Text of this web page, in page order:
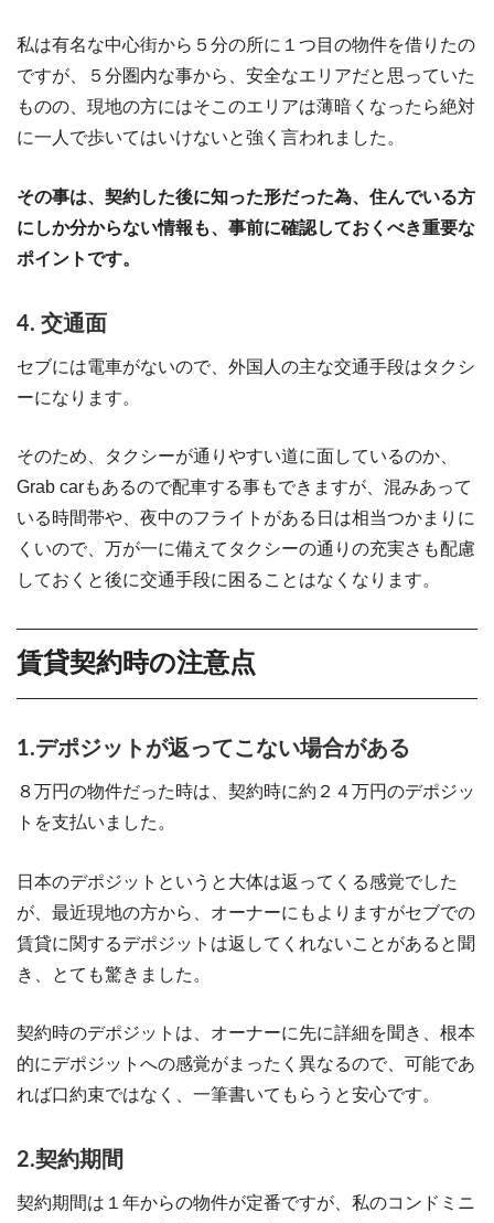
私は有名な中心街から５分の所に１つ目の物件を借りたの
ですが、５分圏内な事から、安全なエリアだと思っていた
ものの、現地の方にはそこのエリアは薄暗くなったら絶対
に一人で歩いてはいけないと強く言われました。
その事は、契約した後に知った形だった為、住んでいる方
にしか分からない情報も、事前に確認しておくべき重要な
ポイントです。
4. 交通面
セブには電車がないので、外国人の主な交通手段はタクシ
ーになります。
そのため、タクシーが通りやすい道に面しているのか、
Grab carもあるので配車する事もできますが、混みあって
いる時間帯や、夜中のフライトがある日は相当つかまりに
くいので、万が一に備えてタクシーの通りの充実さも配慮
しておくと後に交通手段に困ることはなくなります。
賃貸契約時の注意点
1.デポジットが返ってこない場合がある
８万円の物件だった時は、契約時に約２４万円のデポジッ
トを支払いました。
日本のデポジットというと大体は返ってくる感覚でした
が、最近現地の方から、オーナーにもよりますがセブでの
賃貸に関するデポジットは返してくれないことがあると聞
き、とても驚きました。
契約時のデポジットは、オーナーに先に詳細を聞き、根本
的にデポジットへの感覚がまったく異なるので、可能であ
れば口約束ではなく、一筆書いてもらうと安心です。
2.契約期間
契約期間は１年からの物件が定番ですが、私のコンドミニ